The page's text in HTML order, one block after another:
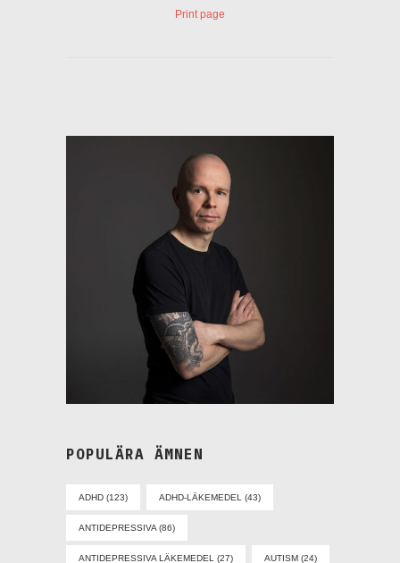
Print page
POPULÄRA ÄMNEN
ADHD (123) ADHD-LÄKEMEDEL (43)
ANTIDEPRESSIVA (86)
ANTIDEPRESSIVA LÄKEMEDEL (27) AUTISM (24)